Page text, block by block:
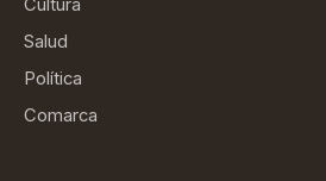
Cultura
Salud
Política
Comarca